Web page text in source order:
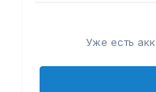
Уже есть